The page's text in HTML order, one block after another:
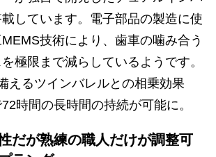
しています。電子部品の製造に使
技術により、歯車の噛み合う
極限まで減らしているようです。
えるツインバレルとの相乗効果
時間の長時間の持続が可能に。
だが熟練の職人だけが調整可